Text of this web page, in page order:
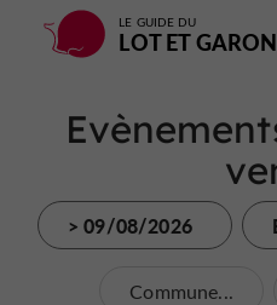
LE GUIDE DU
LOT ET
> 09/08/2026
Commune...